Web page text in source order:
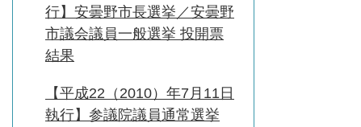
行】安曇野市長選挙／安曇野
市議会議員一般選挙 投開票
結果
【平成22（2010）年7月11日
執行】参議院議員通常選挙